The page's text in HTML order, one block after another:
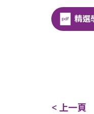
精選
< 上一頁